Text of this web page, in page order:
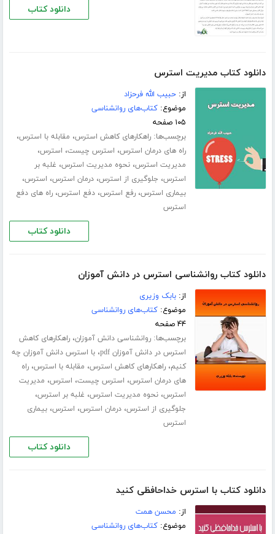
دانلود کتاب
دانلود کتاب مدیریت استرس
از:حبیب الله فرحزاد
موضوع:کتاب‌های روانشناسی
۱۰۵ صفحه
برچسب‌ها:راهکارهای کاهش استرس، مقابله با استرس،
راه های درمان استرس، استرس چیست، استرس،
مدیریت استرس،نحوه مدیریت استرس، غلبه بر
استرس، جلوگیری از استرس،درمان استرس، استرس،
بیماری استرس،رفع استرس،دفع استرس،راه های دفع
استرس
دانلود کتاب
دانلود کتاب روانشناسی استرس در دانش آموزان
از:بابک وزیری
موضوع:کتاب‌های روانشناسی
۴۴ صفحه
برچسب‌ها:روانشناسی دانش آموزان،راهکارهای کاهش
استرس در دانش آموزان pdf
،با استرس دانش آموزان چه
کنیم،راهکارهای کاهش استرس، مقابله با استرس،راه
های درمان استرس، استرس چیست، استرس، مدیریت
استرس،نحوه مدیریت استرس، غلبه بر استرس،
جلوگیری از استرس،درمان استرس، استرس،بیماری
استرس
دانلود کتاب
دانلود کتاب با استرس خداحافظی کنید
از: محسن همت
موضوع:کتاب‌های روانشناسی